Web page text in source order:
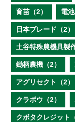
育苗（2） 電
日本ブレード（2）
土谷特殊農機具製
鋤柄農機（2）
アグリセクト（2）
クラボウ（2）
クボタクレジット